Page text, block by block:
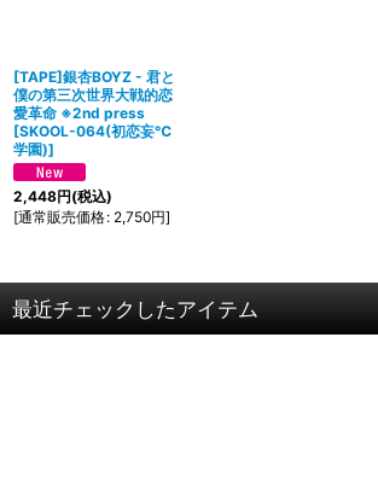
[TAPE]銀杏BOYZ - 君と
僕の第三次世界大戦的恋
愛革命 ※2nd press
[SKOOL-064(初恋妄℃
学園)]
2,448円(税込)
[通常販売価格: 2,750円]
最近チェックしたアイテム